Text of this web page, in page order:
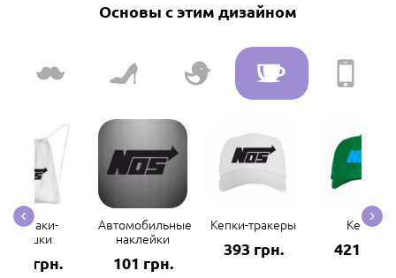
Основы с этим дизайном
Рюкзаки-
мешки
298 грн.
Автомобильные
наклейки
101 грн.
Кепки-тракеры
393 грн.
Кепки
421 грн.